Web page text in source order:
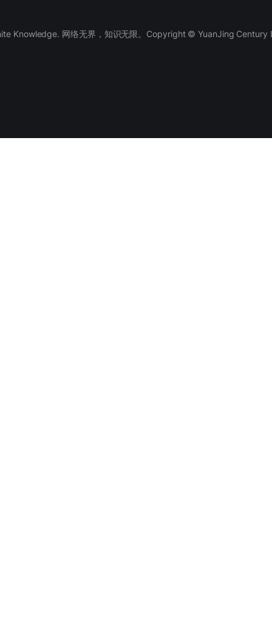
Knowledge. 网络无界，知识无限。Copyright © YuanJing Century